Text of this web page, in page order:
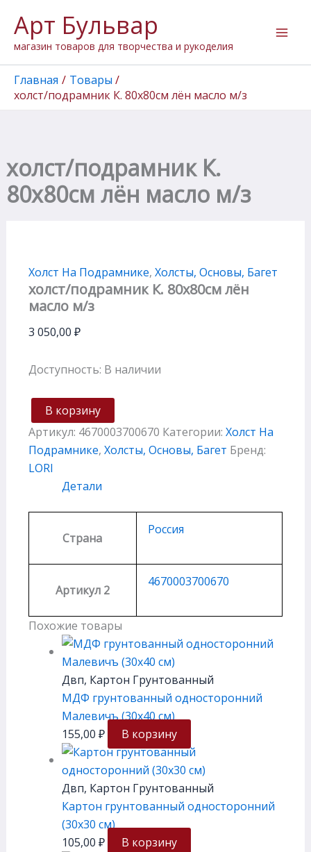
содержимому
Арт Бульвар
магазин товаров для творчества и рукоделия
Главная
Товары
холст/подрамник К. 80х80см лён масло м/з
холст/подрамник К.
80х80см лён масло м/з
Холст На Подрамнике, Холсты, Основы, Багет
холст/подрамник К. 80х80см лён
масло м/з
3 050,00 ₽
Доступность: В наличии
товара
холст/
подрамник
К.
80х80см
масло
В корзину
Артикул: 4670003700670 Категории: Холст На
Подрамнике, Холсты, Основы, Багет Бренд:
LORI
Детали
Страна
Россия
Артикул 2
4670003700670
Похожие товары
Двп, Картон Грунтованный
МДФ грунтованный односторонний
Малевичъ (30х40 см)
155,00 ₽ В корзину
Двп, Картон Грунтованный
Картон грунтованный односторонний
(30х30 см)
105,00 ₽ В корзину